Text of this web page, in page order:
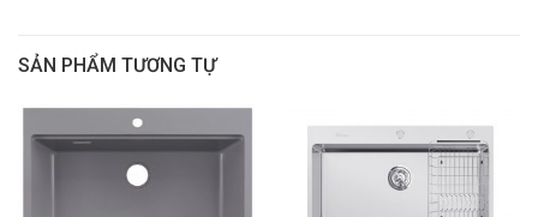
Lòng chậu sâu tăng dung tích hố, hạn chế bắn nước
Thoát nước hiệu quả với thiết kế rãnh thoát nước X-line
Vệ sinh lòng chậu dễ dàng với góc lượn R15 mm
Chậu cho phép lắp đặt dương, âm, bán âm mặt đá. Nhà cung
SẢN PHẨM TƯƠNG TỰ